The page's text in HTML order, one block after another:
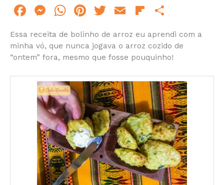
F
c
e
b
o
o
M
e
s
s
e
n
g
er
W
h
at
s
A
p
p
Pi
n
te
re
st
T
itt
er
E
ai
l
Fl
b
o
ar
d
h
ar
e
Essa receita de bolinho de arroz eu aprendi com a
minha vó, que nunca jogava o arroz cozido de
“ontem” fora, mesmo que fosse pouquinho!